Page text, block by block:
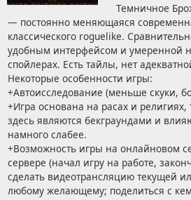
Темничное
— постоянно меняющаяся
классического roguelike.
удобным интерфейсом и умеренной
спойлерах. Есть тайлы, нет
Некоторые особенности игры:
+Автоисследование (меньше скуки,
+Игра основана на расах и
здесь являются бекграундами и
намного слабее.
+Возможность игры на онлайновом
сервере (начал игру на работе,
сделать видеотрансляцию текущей
любому желающему; поделиться с